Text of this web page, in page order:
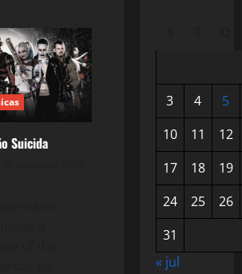
Suicida
3 4
5
10
11
12
17
18
19
24
25
26
31
« jul